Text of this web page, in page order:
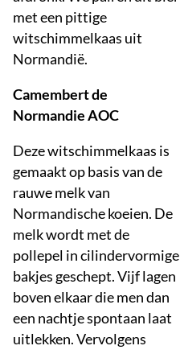
met een pittige
witschimmelkaas uit
Normandië.
Camembert de
Normandie AOC
Deze witschimmelkaas is
gemaakt op basis van de
rauwe melk van
Normandische koeien. De
melk wordt met de
pollepel in cilindervormige
bakjes geschept. Vijf lagen
boven elkaar die men dan
een nachtje spontaan laat
uitlekken. Vervolgens